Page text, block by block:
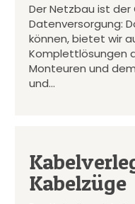
Der Netzbau ist
Datenversorgung:
können, bietet wir
Komplettlösungen
Monteuren und
und…
Kabelzüge